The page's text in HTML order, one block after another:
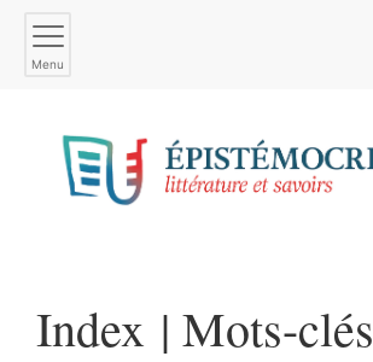
Menu
Index | Mots-clés